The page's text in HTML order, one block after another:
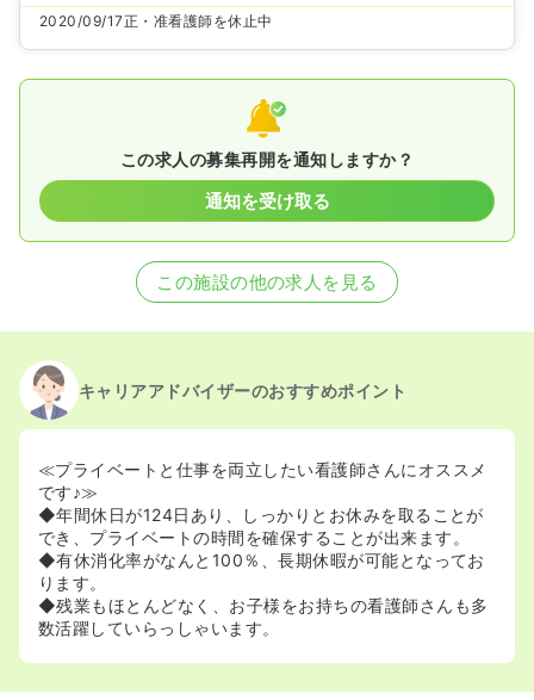
2020/09/17正・准看護師を休止中
この求人の募集再開を通知しますか？
通知を受け取る
この施設の他の求人を見る
キャリアアドバイザーのおすすめポイント
≪プライベートと仕事を両立したい看護師さんにオススメ
です♪≫
◆年間休日が124日あり、しっかりとお休みを取ることが
でき、プライベートの時間を確保することが出来ます。
◆有休消化率がなんと100％、長期休暇が可能となってお
ります。
◆残業もほとんどなく、お子様をお持ちの看護師さんも多
数活躍していらっしゃいます。